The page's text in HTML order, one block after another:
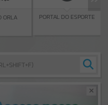
ORLA PORTAL DO ESPORTE